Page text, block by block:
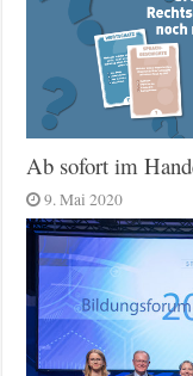
Ab sofort im
9. Mai 2020